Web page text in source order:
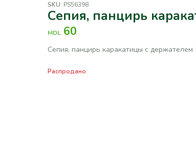
SKU: PS56398
Сепия, панцирь
MDL 60
Сепия, панцирь каракатицы с
Распродано